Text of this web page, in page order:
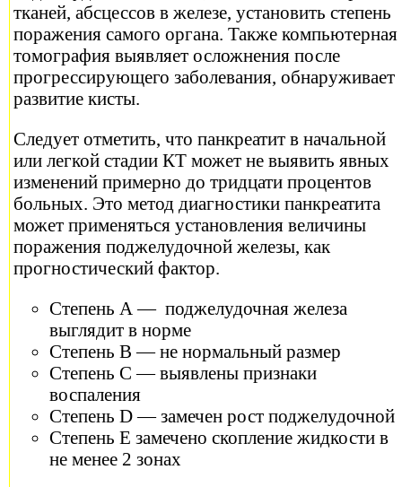
тканей, абсцессов в железе, установить степень
поражения самого органа. Также компьютерная
томография выявляет осложнения после
прогрессирующего заболевания, обнаруживает
развитие кисты.
Следует отметить, что панкреатит в начальной
или легкой стадии КТ может не выявить явных
изменений примерно до тридцати процентов
больных. Это метод диагностики панкреатита
может применяться установления величины
поражения поджелудочной железы, как
прогностический фактор.
Степень А — поджелудочная железа
выглядит в норме
Степень В — не нормальный размер
Степень С — выявлены признаки
воспаления
Степень D — замечен рост поджелудочной
Степень Е замечено скопление жидкости в
не менее 2 зонах